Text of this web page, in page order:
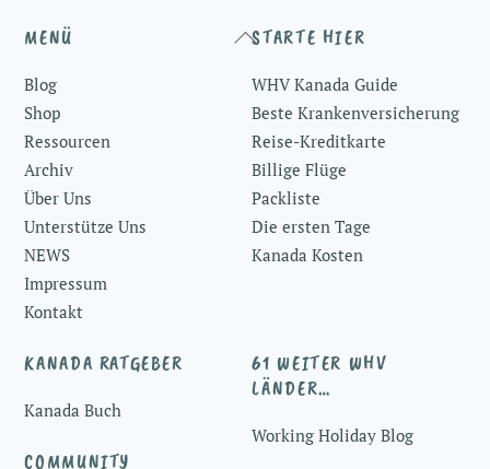
Back
Top
MENÜ
Blog
Shop
Ressourcen
Archiv
Über Uns
Unterstütze Uns
NEWS
Impressum
Kontakt
STARTE HIER
WHV Kanada Guide
Beste Krankenversicherung
Reise-Kreditkarte
Billige Flüge
Packliste
Die ersten Tage
Kanada Kosten
KANADA RATGEBER
Kanada Buch
COMMUNITY
61 WEITER WHV
LÄNDER…
Working Holiday Blog